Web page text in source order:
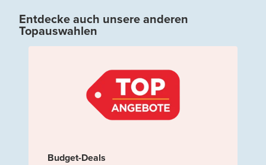
Entdecke auch unsere anderen
Topauswahlen
Budget-Deals